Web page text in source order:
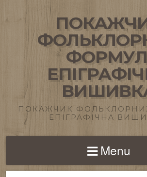
ПОКАЖЧИК
ЕПІГРАФІЧНА
Menu